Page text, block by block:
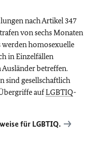
nach Artikel 347
von sechs Monaten
werden homosexuelle
in Einzelfällen
Ausländer betreffen.
sind gesellschaftlich
aufLGBTIQ-
für LGBTIQ.